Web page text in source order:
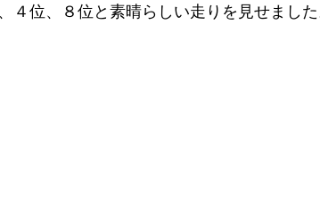
４位、８位と素晴らしい走りを見せました